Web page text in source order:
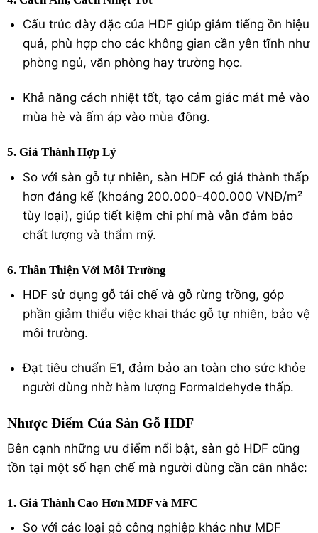
Cấu trúc dày đặc của HDF giúp giảm tiếng ồn hiệu
quả, phù hợp cho các không gian cần yên tĩnh như
phòng ngủ, văn phòng hay trường học.
Khả năng cách nhiệt tốt, tạo cảm giác mát mẻ vào
mùa hè và ấm áp vào mùa đông.
5. Giá Thành Hợp Lý
So với sàn gỗ tự nhiên, sàn HDF có giá thành thấp
hơn đáng kể (khoảng 200.000-400.000 VNĐ/m²
tùy loại), giúp tiết kiệm chi phí mà vẫn đảm bảo
chất lượng và thẩm mỹ.
6. Thân Thiện Với Môi Trường
HDF sử dụng gỗ tái chế và gỗ rừng trồng, góp
phần giảm thiểu việc khai thác gỗ tự nhiên, bảo vệ
môi trường.
Đạt tiêu chuẩn E1, đảm bảo an toàn cho sức khỏe
người dùng nhờ hàm lượng Formaldehyde thấp.
Nhược Điểm Của Sàn Gỗ HDF
Bên cạnh những ưu điểm nổi bật, sàn gỗ HDF cũng
tồn tại một số hạn chế mà người dùng cần cân nhắc:
1. Giá Thành Cao Hơn MDF và MFC
So với các loại gỗ công nghiệp khác như MDF